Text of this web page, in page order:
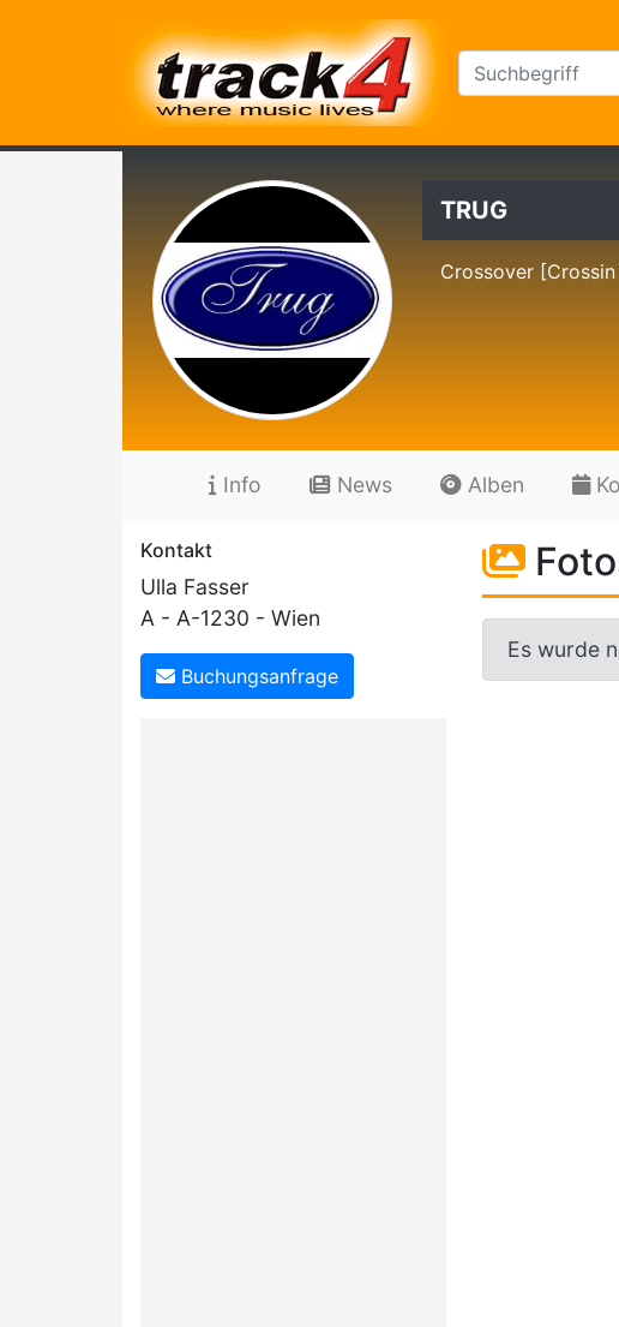
TRUG
Crossover
Info News Alben
Kontakt
Ulla Fasser
A - A-1230 - Wien
Buchungsanfrage
Es wurde